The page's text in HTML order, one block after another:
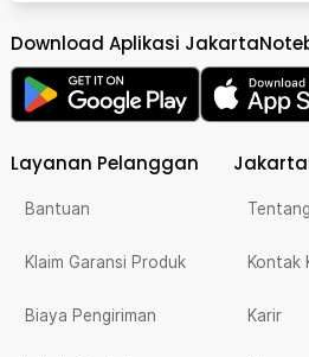
Download Aplikasi
Layanan Pelanggan
Bantuan
Klaim Garansi Produk
Biaya Pengiriman
Kontak
Karir